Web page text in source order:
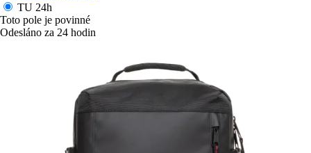
TU 24h
Toto pole je povinné
Odesláno za 24 hodin